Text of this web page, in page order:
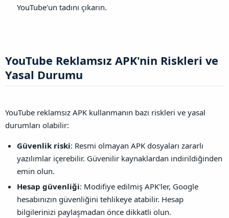
YouTube'un tadını çıkarın.
YouTube Reklamsız APK'nin Riskleri ve
Yasal Durumu​
YouTube reklamsız APK kullanmanın bazı riskleri ve yasal
durumları olabilir:
Güvenlik riski: Resmi olmayan APK dosyaları zararlı
yazılımlar içerebilir. Güvenilir kaynaklardan indirildiğinden
emin olun.
Hesap güvenliği: Modifiye edilmiş APK'ler, Google
hesabınızın güvenliğini tehlikeye atabilir. Hesap
bilgilerinizi paylaşmadan önce dikkatli olun.